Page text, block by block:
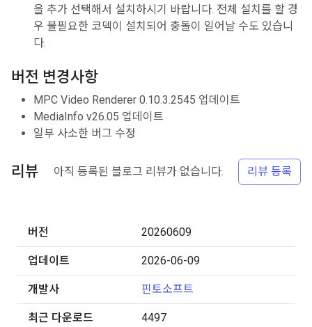
을 추가 선택해서 설치하시기 바랍니다. 전체 설치를 할 경
우 불필요한 코덱이 설치되어 충돌이 일어날 수도 있습니
다.
버전 변경사항
MPC Video Renderer 0.10.3.2545 업데이트
MediaInfo v26.05 업데이트
일부 사소한 버그 수정
리뷰 아직 등록된 블로그 리뷰가 없습니다. 리뷰 등록
버전 20260609
업데이트 2026-06-09
개발사 핀토소프트
최근 다운로드 4497